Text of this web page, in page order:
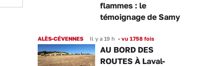
flammes : le
témoignage de Samy
ALÈS-CÉVENNES Il y a 19 h • vu 1758 fois
AU BORD DES
ROUTES À Laval-